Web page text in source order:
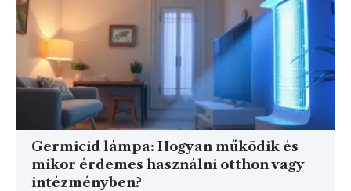
Germicid lámpa: Hogyan működik és
mikor érdemes használni otthon vagy
intézményben?